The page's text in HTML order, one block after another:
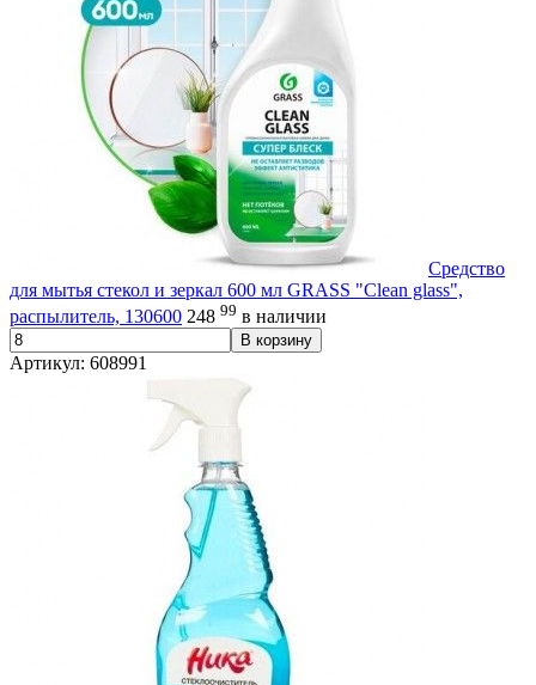
Средство
для мытья стекол и зеркал 600 мл GRASS "Clean glass",
распылитель, 130600 248 99 в наличии
В корзину
Артикул: 608991